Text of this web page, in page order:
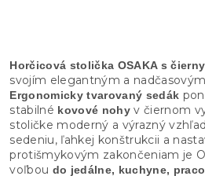
Horčicová stolička OSAKA s
svojím elegantným a
Ergonomicky tvarovaný sedák
stabilné kovové nohyv čiernom
stoličke moderný a výrazný
sedeniu, ľahkej konštrukcii a
protišmykovým zakončeniam je
voľbou do jedálne, kuchyne,